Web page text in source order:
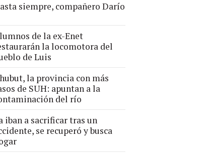
siempre, compañero Darío
de la ex-Enet
la locomotora del
de Luis
la provincia con más
de SUH: apuntan a la
del río
iban a sacrificar tras un
se recuperó y busca